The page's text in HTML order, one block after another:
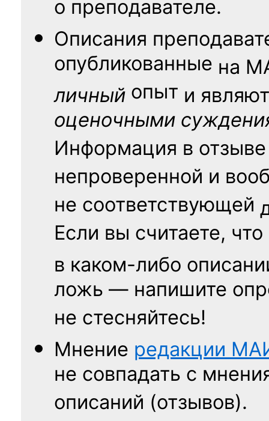
о преподавателе.
Описания
опубликованные на
личный опыт и
оценочными
Информация в
непроверенной и
не соответствующей
Если вы считаете, что
в каком-либо
ложь — напишите
не стесняйтесь!
Мнение редакции
не совпадать с
описаний (отзывов).